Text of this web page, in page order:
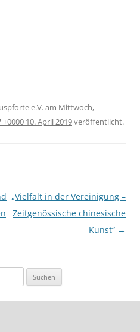
e.V.am Mittwoch,
+0000 10. April 2019veröffentlicht.
„Vielfalt in der Vereinigung –
Zeitgenössische chinesische
Kunst“ →